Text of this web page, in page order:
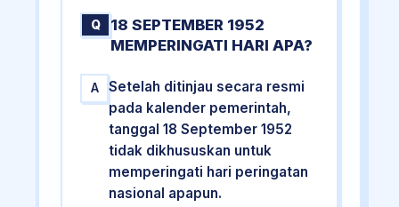
Q
18 SEPTEMBER 1952
MEMPERINGATI HARI APA?
A
Setelah ditinjau secara resmi
pada kalender pemerintah,
tanggal 18 September 1952
tidak dikhususkan untuk
memperingati hari peringatan
nasional apapun.